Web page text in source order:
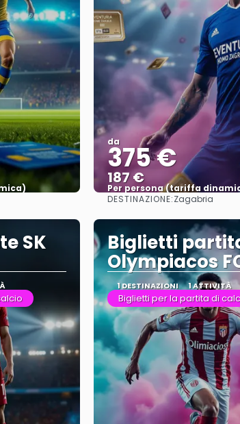
da
375 €
187 €
Per persona (tariffa
Vedere di più
DESTINAZIONE:Zagabria
SK Biglietti
Olympiacos
1 DESTINAZIONI 1 ATTIVITÀ
Biglietti per la partita di